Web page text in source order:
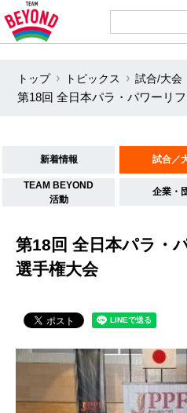
トップ トピックス
試合/大会
第18回 全日本パラ・パワーリ
新着情報 試合／
TEAM BEYOND
活動
企業・
第18回 全日本パラ・
選手権大会